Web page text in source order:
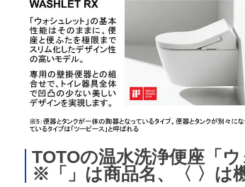
TOTOの温水洗浄便座「
※「」は商品名、〈 〉は